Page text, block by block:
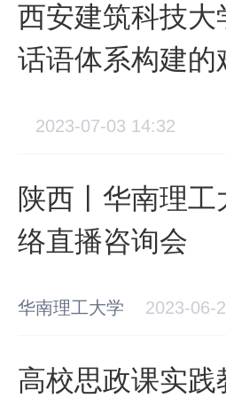
西安建筑科技
话语体系构建
2023-07-03 14:32
陕西丨华南理
络直播咨询会
华南理工大学 2023-06-
高校思政课实